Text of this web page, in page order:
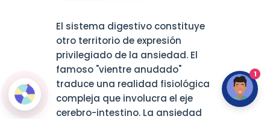
El sistema digestivo constituye
otro territorio de expresión
privilegiado de la ansiedad. El
famoso "vientre anudado"
traduce una realidad fisiológica
compleja que involucra el eje
cerebro-intestino. La ansiedad
1